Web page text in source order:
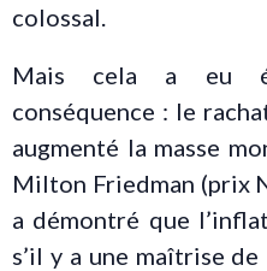
colossal.
Mais cela a eu
conséquence : le
augmenté la masse
Milton Friedman (prix
a démontré que
s’il y a une maîtrise